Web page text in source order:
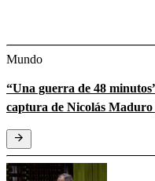
Mundo
“Una guerra de 48
captura de Nicolás